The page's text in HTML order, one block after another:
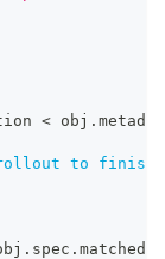
<
rollout to finish